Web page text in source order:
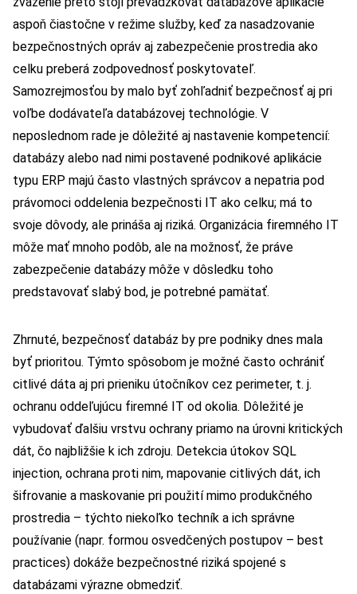
aspoň čiastočne v režime služby, keď za nasadzovanie
bezpečnostných opráv aj zabezpečenie prostredia ako
celku preberá zodpovednosť poskytovateľ.
Samozrejmosťou by malo byť zohľadniť bezpečnosť aj pri
voľbe dodávateľa databázovej technológie. V
neposlednom rade je dôležité aj nastavenie kompetencií:
databázy alebo nad nimi postavené podnikové aplikácie
typu ERP majú často vlastných správcov a nepatria pod
právomoci oddelenia bezpečnosti IT ako celku; má to
svoje dôvody, ale prináša aj riziká. Organizácia firemného IT
môže mať mnoho podôb, ale na možnosť, že práve
zabezpečenie databázy môže v dôsledku toho
predstavovať slabý bod, je potrebné pamätať.
Zhrnuté, bezpečnosť databáz by pre podniky dnes mala
byť prioritou. Týmto spôsobom je možné často ochrániť
citlivé dáta aj pri prieniku útočníkov cez perimeter, t. j.
ochranu oddeľujúcu firemné IT od okolia. Dôležité je
vybudovať ďalšiu vrstvu ochrany priamo na úrovni kritických
dát, čo najbližšie k ich zdroju. Detekcia útokov SQL
injection, ochrana proti nim, mapovanie citlivých dát, ich
šifrovanie a maskovanie pri použití mimo produkčného
prostredia – týchto niekoľko techník a ich správne
používanie (napr. formou osvedčených postupov – best
practices) dokáže bezpečnostné riziká spojené s
databázami výrazne obmedziť.